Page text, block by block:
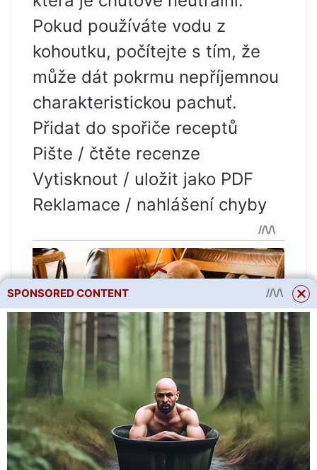
Pokud používáte vodu z
kohoutku, počítejte s tím, že
může dát pokrmu nepříjemnou
charakteristickou pachuť.
Přidat do spořiče receptů
Pište / čtěte recenze
Vytisknout / uložit jako PDF
Reklamace / nahlášení chyby
SPONSORED CONTENT